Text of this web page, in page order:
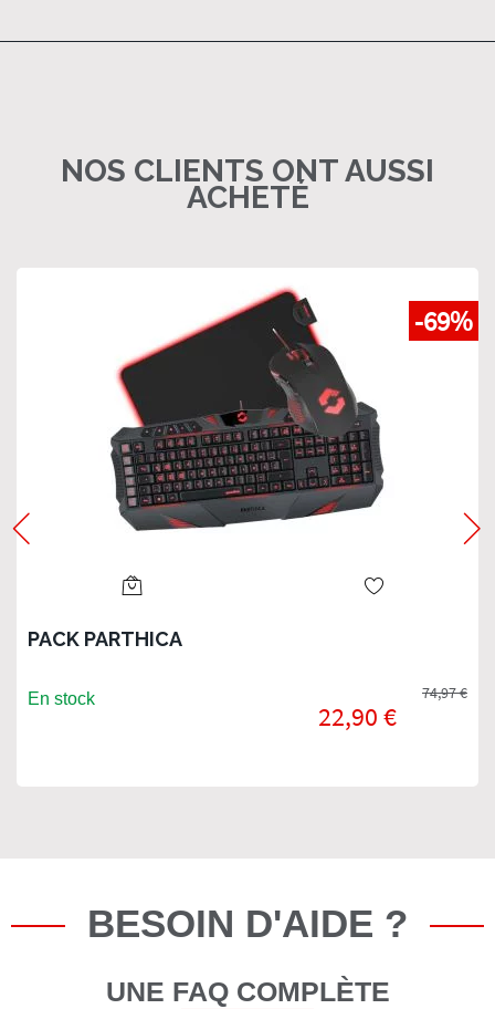
NOS CLIENTS ONT AUSSI
ACHETÉ
-69%
PACK PARTHICA
En stock
22,90 €
74,97 €
BESOIN D'AIDE ?
UNE FAQ COMPLÈTE